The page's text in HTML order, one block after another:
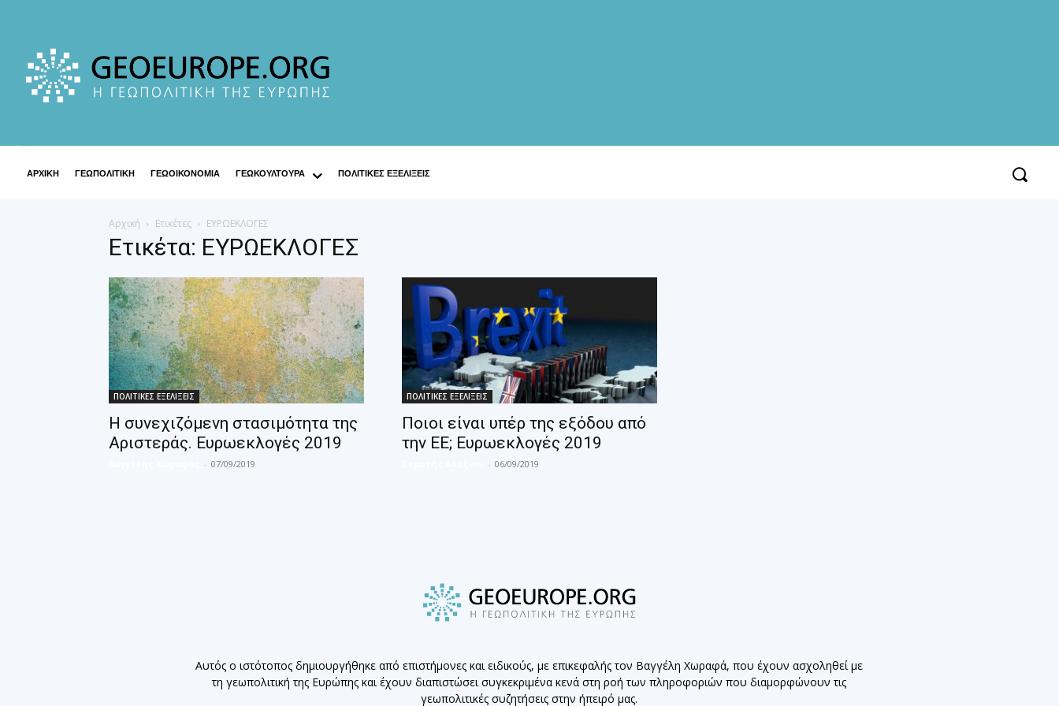
ΑΡΧΙΚΗ ΓΕΩΠΟΛΙΤΙΚΗ ΓΕΩΟΙΚΟΝΟΜΙΑ ΓΕΩΚΟΥΛΤΟΥΡΑ ΠΟΛΙΤΙΚΕΣ ΕΞΕΛΙΞΕΙΣ
Αρχική Ετικέτες ΕΥΡΩΕΚΛΟΓΕΣ
Ετικέτα: ΕΥΡΩΕΚΛΟΓΕΣ
ΠΟΛΙΤΙΚΕΣ ΕΞΕΛΙΞΕΙΣ
Η συνεχιζόμενη στασιμότητα της
Αριστεράς. Ευρωεκλογές 2019
- 07/09/2019
ΠΟΛΙΤΙΚΕΣ ΕΞΕΛΙΞΕΙΣ
Ποιοι είναι υπέρ της εξόδου από
την ΕΕ; Ευρωεκλογές 2019
- 06/09/2019
Αυτός ο ιστότοπος δημιουργήθηκε από επιστήμονες και ειδικούς, με επικεφαλής τον Βαγγέλη Χωραφά, που έχουν ασχοληθεί με
τη γεωπολιτική της Ευρώπης και έχουν διαπιστώσει συγκεκριμένα κενά στη ροή των πληροφοριών που διαμορφώνουν τις
γεωπολιτικές συζητήσεις στην ήπειρό μας.